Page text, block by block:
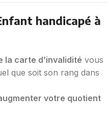
handicapé à
la carte d’invalidité vous
que soit son rang dans
votre quotient